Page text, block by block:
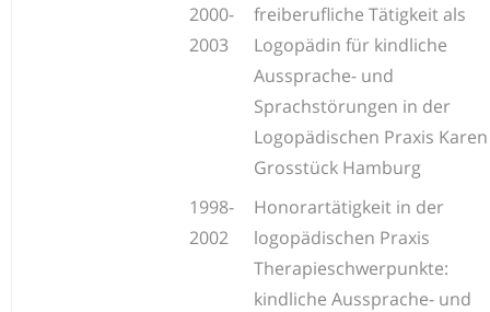
2000-
2003
freiberufliche Tätigkeit als
Logopädin für kindliche
Aussprache- und
Sprachstörungen in der
Logopädischen Praxis Karen
Grosstück Hamburg
1998-
2002
Honorartätigkeit in der
logopädischen Praxis
Therapieschwerpunkte:
kindliche Aussprache- und